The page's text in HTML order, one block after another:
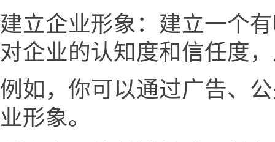
建立企业形象：建立一个
对企业的认知度和信任度
例如，你可以通过广告、
业形象。